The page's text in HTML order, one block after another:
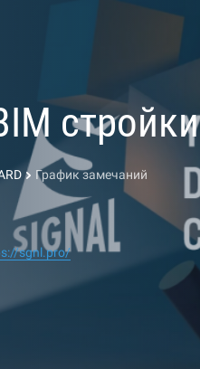
стройки
График замечаний
sgnl.pro/